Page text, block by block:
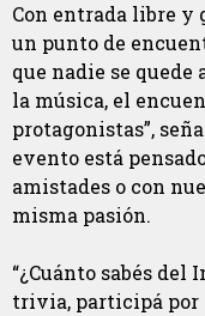
Con entrada libre y
un punto de
que nadie se quede
la música, el
protagonistas”,
evento está
amistades o con
misma pasión.
“¿Cuánto sabés
trivia, participá por